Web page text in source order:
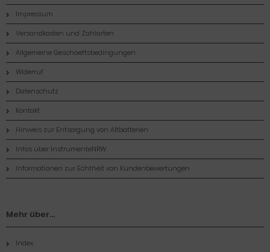
Impressum
Versandkosten und Zahlarten
Allgemeine Geschaeftsbedingungen
Widerruf
Datenschutz
Kontakt
Hinweis zur Entsorgung von Altbatterien
Infos über InstrumenteNRW
Informationen zur Echtheit von Kundenbewertungen
Mehr über...
Index